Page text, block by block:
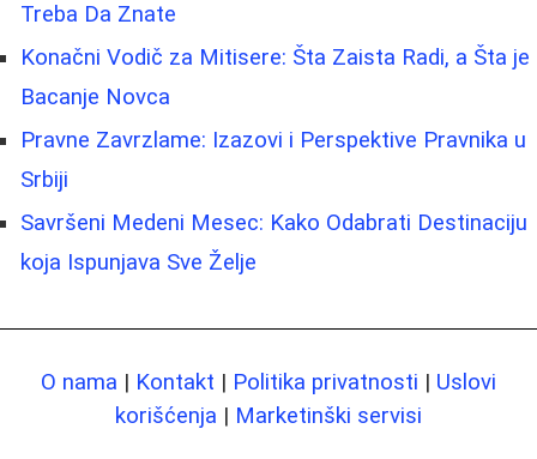
Treba Da Znate
Konačni Vodič za Mitisere: Šta Zaista Radi, a Šta je
Bacanje Novca
Pravne Zavrzlame: Izazovi i Perspektive Pravnika u
Srbiji
Savršeni Medeni Mesec: Kako Odabrati Destinaciju
koja Ispunjava Sve Želje
O nama | Kontakt | Politika privatnosti | Uslovi
korišćenja | Marketinški servisi